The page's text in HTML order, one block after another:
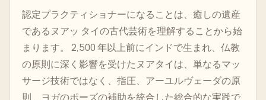
認定プラクティショナーになることは、癒しの遺産
であるヌアッ タイの古代芸術を理解することから始
まります。 2,500 年以上前にインドで生まれ、仏教
の原則に深く影響を受けたヌアタイは、単なるマッ
サージ技術ではなく、指圧、アーユルヴェーダの原
則、ヨガのポーズの補助を統合した総合的な実践で